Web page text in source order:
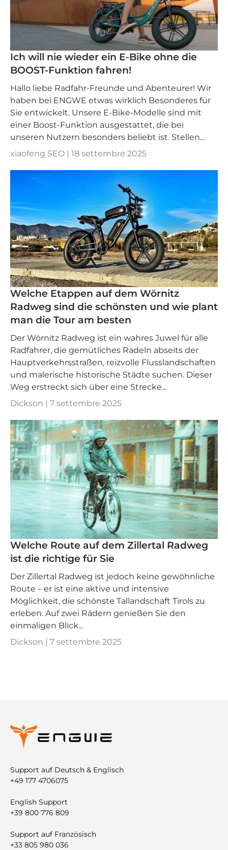
Ich will nie wieder ein E-Bike ohne die
BOOST-Funktion fahren!
Hallo liebe Radfahr-Freunde und Abenteurer! Wir
haben bei ENGWE etwas wirklich Besonderes für
Sie entwickelt. Unsere E-Bike-Modelle sind mit
einer Boost-Funktion ausgestattet, die bei
unseren Nutzern besonders beliebt ist. Stellen...
xiaofeng SEO | 18 settembre 2025
Welche Etappen auf dem Wörnitz
Radweg sind die schönsten und wie plant
man die Tour am besten
Der Wörnitz Radweg ist ein wahres Juwel für alle
Radfahrer, die gemütliches Radeln abseits der
Hauptverkehrsstraßen, reizvolle Flusslandschaften
und malerische historische Städte suchen. Dieser
Weg erstreckt sich über eine Strecke...
Dickson | 7 settembre 2025
Welche Route auf dem Zillertal Radweg
ist die richtige für Sie
Der Zillertal Radweg ist jedoch keine gewöhnliche
Route – er ist eine aktive und intensive
Möglichkeit, die schönste Tallandschaft Tirols zu
erleben. Auf zwei Rädern genießen Sie den
einmaligen Blick...
Dickson | 7 settembre 2025
Support auf Deutsch & Englisch
+49 177 4706075
English Support
+39 800 776 809
Support auf Französisch
+33 805 980 036